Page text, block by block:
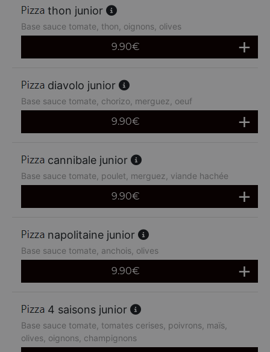
thon junior
Base sauce tomate, thon, oignons, olives
9.90€
diavolo junior
Base sauce tomate, chorizo, merguez, oeuf
9.90€
cannibale junior
Base sauce tomate, poulet, merguez, viande hachée
9.90€
napolitaine junior
Base sauce tomate, anchois, olives
9.90€
4 saisons junior
Base sauce tomate, tomates cerises, poivrons, maïs,
olives, oignons, champignons